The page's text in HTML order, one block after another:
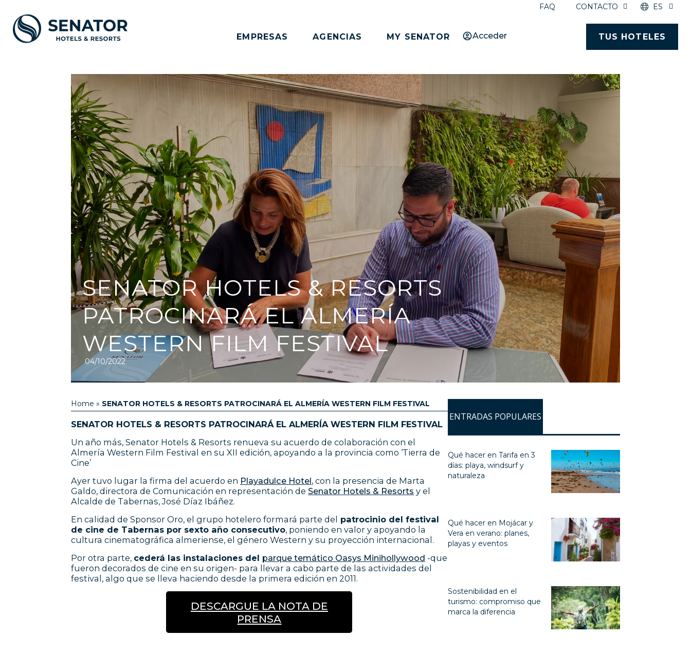
FAQ CONTACTO ES
EMPRESAS AGENCIAS MY SENATOR Acceder TUS HOTELES
SENATOR HOTELS & RESORTS
PATROCINARÁ EL ALMERÍA
WESTERN FILM FESTIVAL
04/10/2022
Home » SENATOR HOTELS & RESORTS PATROCINARÁ EL ALMERÍA WESTERN FILM FESTIVAL
SENATOR HOTELS & RESORTS PATROCINARÁ EL ALMERÍA WESTERN FILM FESTIVAL
Un año más, Senator Hotels & Resorts renueva su acuerdo de colaboración con el
Almería Western Film Festival en su XII edición, apoyando a la provincia como ‘Tierra de
Cine’
Ayer tuvo lugar la firma del acuerdo en Playadulce Hotel, con la presencia de Marta
Galdo, directora de Comunicación en representación de Senator Hotels & Resorts y el
Alcalde de Tabernas, José Díaz Ibáñez.
En calidad de Sponsor Oro, el grupo hotelero formará parte del patrocinio del festival
de cine de Tabernas por sexto año consecutivo, poniendo en valor y apoyando la
cultura cinematográfica almeriense, el género Western y su proyección internacional.
Por otra parte, cederá las instalaciones del parque temático Oasys Minihollywood -que
fueron decorados de cine en su origen- para llevar a cabo parte de las actividades del
festival, algo que se lleva haciendo desde la primera edición en 2011.
DESCARGUE LA NOTA DE
PRENSA
ENTRADAS POPULARES
Qué hacer en Tarifa en 3
días: playa, windsurf y
naturaleza
Qué hacer en Mojácar y
Vera en verano: planes,
playas y eventos
Sostenibilidad en el
turismo: compromiso que
marca la diferencia